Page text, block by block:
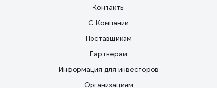
Контакты
О Компании
Поставщикам
Партнерам
Информация для инвесторов
Организациям